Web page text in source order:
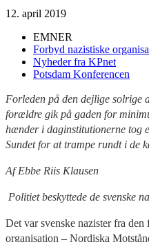
12. april 2019
EMNER
Forbyd nazistiske
Nyheder fra KPnet
Potsdam Konferencen
Forleden på den dejlige solrige
forældre gik på gaden for
hænder i daginstitutionerne tog
Sundet for at trampe rundt i de
Af Ebbe Riis Klausen
Politiet beskyttede de svenske
Det var svenske nazister fra
organisation – Nordiska